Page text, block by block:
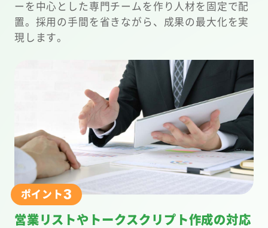
ーを中心とした専門チームを作り人材を固定で配
置。採用の手間を省きながら、成果の最大化を実
現します。
ポイント3
営業リストやトークスクリプト作成の対応